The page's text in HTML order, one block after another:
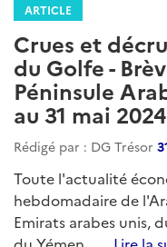
ARTICLE
Crues et
du Golfe -
Péninsule
au 31 mai 2024
Rédigé par : DG Trésor
Toute l'actualité
hebdomadaire de
Emirats arabes unis,